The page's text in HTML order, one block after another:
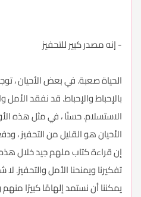
- إنه مصدر كبير للتحفيز
الحياة صعبة. في بعض الأحيان ،
بالإحباط والإحباط. قد نفقد الأمل
الاستسلام. حسنًا ، في مثل هذه
الأحيان هو القليل من التحفيز ،
إن قراءة كتاب ملهم جيد خلال
تفكيرنا ويمنحنا الأمل والتحفيز.
يمكننا أن نستمد إلهامًا كبيرًا